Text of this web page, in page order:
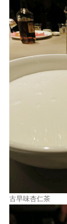
古早味杏仁茶